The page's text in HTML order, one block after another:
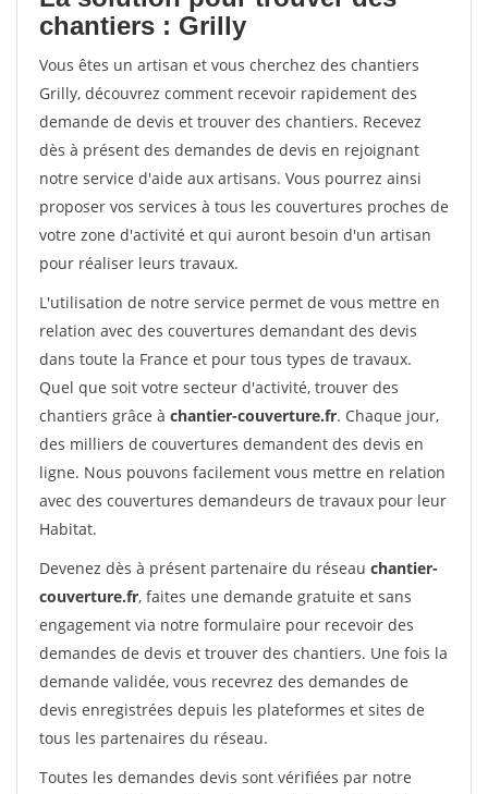
chantiers : Grilly
Vous êtes un artisan et vous cherchez des chantiers
Grilly, découvrez comment recevoir rapidement des
demande de devis et trouver des chantiers. Recevez
dès à présent des demandes de devis en rejoignant
notre service d'aide aux artisans. Vous pourrez ainsi
proposer vos services à tous les couvertures proches de
votre zone d'activité et qui auront besoin d'un artisan
pour réaliser leurs travaux.
L'utilisation de notre service permet de vous mettre en
relation avec des couvertures demandant des devis
dans toute la France et pour tous types de travaux.
Quel que soit votre secteur d'activité, trouver des
chantiers grâce à chantier-couverture.fr. Chaque jour,
des milliers de couvertures demandent des devis en
ligne. Nous pouvons facilement vous mettre en relation
avec des couvertures demandeurs de travaux pour leur
Habitat.
Devenez dès à présent partenaire du réseau chantier-
couverture.fr, faites une demande gratuite et sans
engagement via notre formulaire pour recevoir des
demandes de devis et trouver des chantiers. Une fois la
demande validée, vous recevrez des demandes de
devis enregistrées depuis les plateformes et sites de
tous les partenaires du réseau.
Toutes les demandes devis sont vérifiées par notre